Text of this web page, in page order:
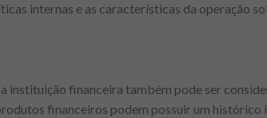
internas e as características da operação
instituição financeira também pode ser
financeiros podem possuir um histórico